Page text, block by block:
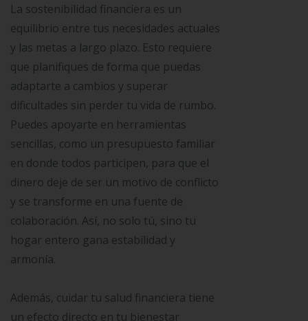
La sostenibilidad financiera es un
equilibrio entre tus necesidades actuales
y las metas a largo plazo. Esto requiere
que planifiques de forma que puedas
adaptarte a cambios y superar
dificultades sin perder tu vida de rumbo.
Puedes apoyarte en herramientas
sencillas, como un presupuesto familiar
en donde todos participen, para que el
dinero deje de ser un motivo de conflicto
y se transforme en una fuente de
colaboración. Así, no solo tú, sino tu
hogar entero gana estabilidad y
armonía.
Además, cuidar tu salud financiera tiene
un efecto directo en tu bienestar